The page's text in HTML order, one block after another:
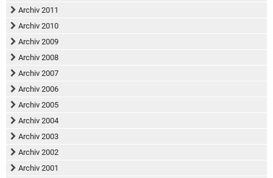
Archiv 2011
Archiv 2010
Archiv 2009
Archiv 2008
Archiv 2007
Archiv 2006
Archiv 2005
Archiv 2004
Archiv 2003
Archiv 2002
Archiv 2001